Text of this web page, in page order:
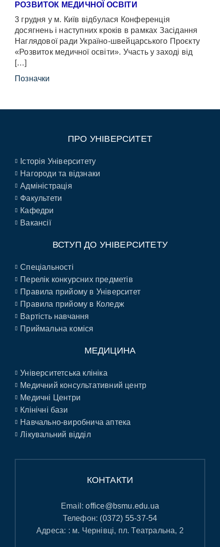
РОЗВИТОК МЕДИЧНОЇ ОСВІТИ
3 грудня у м. Київ відбулася Конференція
досягнень і наступних кроків в рамках Засідання
Наглядової ради Україно-швейцарського Проєкту
«Розвиток медичної освіти». Участь у заході від
[…]
Позначки
ПРО УНІВЕРСИТЕТ
Історія Університету
Нагороди та відзнаки
Адміністрація
Факультети
Кафедри
Вакансії
ВСТУП ДО УНІВЕРСИТЕТУ
Спеціальності
Перелік конкурсних предметів
Правила прийому в Університет
Правила прийому в Коледж
Вартість навчання
Приймальна коміся
МЕДИЦИНА
Університетська клініка
Медичний консультативний центр
Медичні Центри
Клінічні бази
Навчально-виробнича аптека
Лікувальний відділ
КОНТАКТИ
Email:office@bsmu.edu.ua
Телефон: (0372) 55-37-54
Адреса: : м. Чернівці, пл. Театральна, 2